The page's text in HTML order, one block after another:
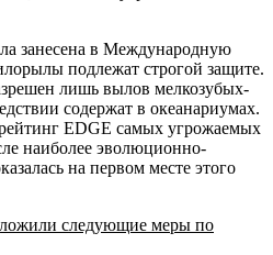
занесена в Международную
подлежат строгой защите.
лишь вылов мелкозубых-
содержат в океанариумах.
EDGE самых угрожаемых
наиболее эволюционно-
на первом месте этого
следующие меры по